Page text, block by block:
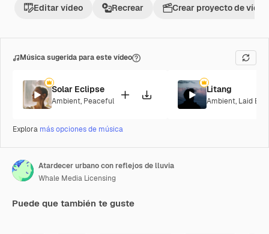
Editar vídeo Recrear Crear proyecto de vídeo
Música sugerida para este vídeo
Solar Eclipse
Ambient, Peaceful
Litang
Ambient, Laid
Explora más opciones de música
Atardecer urbano con reflejos de lluvia
Whale Media Licensing
Puede que también te guste